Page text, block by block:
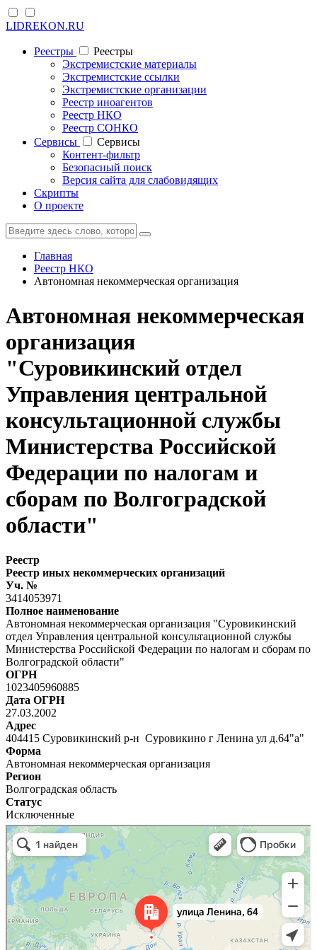
LIDREKON.RU
Реестры
Реестры
Экстремистские материалы
Экстремистские ссылки
Экстремистские организации
Реестр иноагентов
Реестр НКО
Реестр СОНКО
Cервисы
Cервисы
Контент-фильтр
Безопасный поиск
Версия сайта для слабовидящих
Скрипты
О проекте
Главная
Реестр НКО
Автономная некоммерческая организация
Автономная некоммерческая
организация
"Суровикинский отдел
Управления центральной
консультационной службы
Министерства Российской
Федерации по налогам и
сборам по Волгоградской
области"
Реестр
Реестр иных некоммерческих организаций
Уч. №
3414053971
Полное наименование
Автономная некоммерческая организация "Суровикинский
отдел Управления центральной консультационной службы
Министерства Российской Федерации по налогам и сборам по
Волгоградской области"
ОГРН
1023405960885
Дата ОГРН
27.03.2002
Адрес
404415 Суровикинский р-н Суровикино г Ленина ул д.64"а"
Форма
Автономная некоммерческая организация
Регион
Волгоградская область
Статус
Исключенные